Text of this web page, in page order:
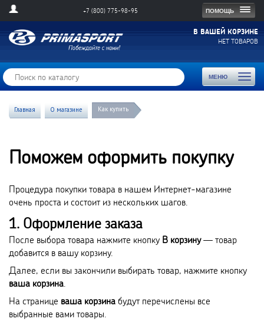
ПОМОЩЬ
+7 (800) 775-98-95
В ВАШЕЙ КОРЗИНЕ
НЕТ ТОВАРОВ
МЕНЮ
Toggle
Главная О магазине Как купить
Поможем оформить покупку
Процедура покупки товара в нашем Интернет-магазине
очень проста и состоит из нескольких шагов.
1. Оформление заказа
После выбора товара нажмите кнопку В корзину— товар
добавится в вашу корзину.
Далее, если вы закончили выбирать товар, нажмите кнопку
ваша корзина
На странице ваша корзина будут перечислены все
выбранные вами товары.